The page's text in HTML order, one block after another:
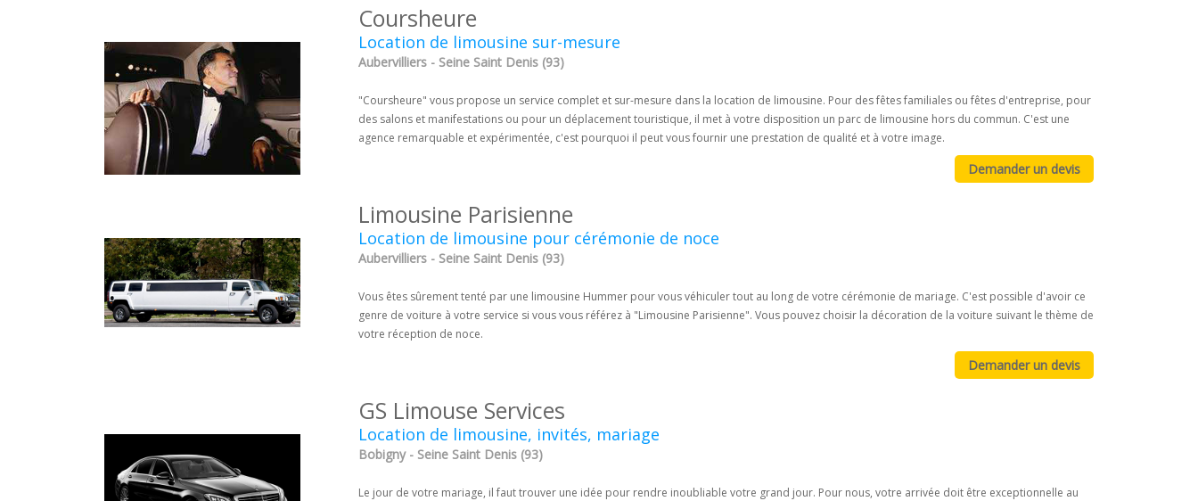
Coursheure
Location de limousine sur-mesure
Aubervilliers - Seine Saint Denis (93)
"Coursheure" vous propose un service complet et sur-mesure dans la location de limousine. Pour des fêtes familiales ou fêtes d'entreprise, pour
des salons et manifestations ou pour un déplacement touristique, il met à votre disposition un parc de limousine hors du commun. C'est une
agence remarquable et expérimentée, c'est pourquoi il peut vous fournir une prestation de qualité et à votre image.
Limousine Parisienne
Location de limousine pour cérémonie de noce
Aubervilliers - Seine Saint Denis (93)
Vous êtes sûrement tenté par une limousine Hummer pour vous véhiculer tout au long de votre cérémonie de mariage. C'est possible d'avoir ce
genre de voiture à votre service si vous vous référez à "Limousine Parisienne". Vous pouvez choisir la décoration de la voiture suivant le thème de
votre réception de noce.
GS Limouse Services
Location de limousine, invités, mariage
Bobigny - Seine Saint Denis (93)
Le jour de votre mariage, il faut trouver une idée pour rendre inoubliable votre grand jour. Pour nous, votre arrivée doit être exceptionnelle au